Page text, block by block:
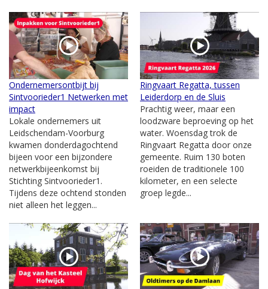
Ondernemersontbijt bij
Sintvoorieder1 Netwerken met
impact
Lokale ondernemers uit
Leidschendam-Voorburg
kwamen donderdagochtend
bijeen voor een bijzondere
netwerkbijeenkomst bij
Stichting Sintvoorieder1.
Tijdens deze ochtend stonden
niet alleen het leggen...
Ringvaart Regatta, tussen
Leiderdorp en de Sluis
Prachtig weer, maar een
loodzware beproeving op het
water. Woensdag trok de
Ringvaart Regatta door onze
gemeente. Ruim 130 boten
roeiden de traditionele 100
kilometer, en een selecte
groep legde...